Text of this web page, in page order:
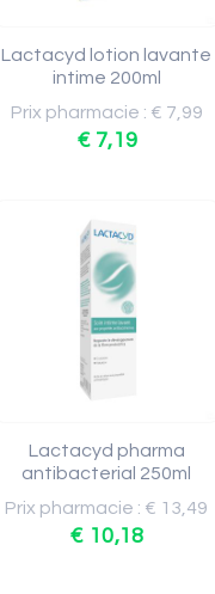
Lactacyd lotion lavante
intime 200ml
Prix pharmacie : € 7,99
€ 7,19
Lactacyd pharma
antibacterial 250ml
Prix pharmacie : € 13,49
€ 10,18